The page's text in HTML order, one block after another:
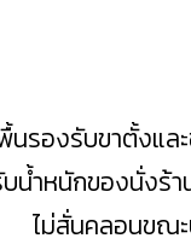
นรองรับขาตั้งแล
บน้ำหนักของนั่งร้
ไม่สั่นคลอนขณ